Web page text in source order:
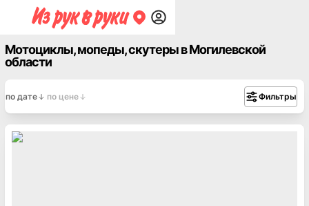
Мотоциклы, мопеды, скутеры в Могилевской
области
по дате по цене Фильтры